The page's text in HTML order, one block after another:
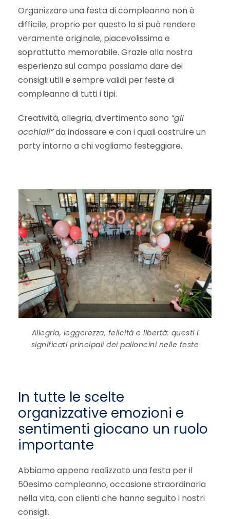
Organizzare una festa di compleanno non è
difficile, proprio per questo la si può rendere
veramente originale, piacevolissima e
soprattutto memorabile. Grazie alla nostra
esperienza sul campo possiamo dare dei
consigli utili e sempre validi per feste di
compleanno di tutti i tipi.
Creatività, allegria, divertimento sono “gli
occhiali”da indossare e con i quali costruire un
party intorno a chi vogliamo festeggiare.
Allegria, leggerezza, felicità e libertà: questi i
significati principali dei palloncini nelle feste
In tutte le scelte
organizzative emozioni e
sentimenti giocano un ruolo
importante
Abbiamo appena realizzato una festa per il
50esimo compleanno, occasione straordinaria
nella vita, con clienti che hanno seguito i nostri
consigli.